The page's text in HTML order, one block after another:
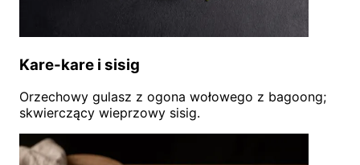
Kare-kare i sisig
Orzechowy gulasz z ogona wołowego z bagoong;
skwierczący wieprzowy sisig.